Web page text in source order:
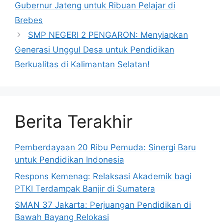
Gubernur Jateng untuk Ribuan Pelajar di
Brebes
SMP NEGERI 2 PENGARON: Menyiapkan
Generasi Unggul Desa untuk Pendidikan
Berkualitas di Kalimantan Selatan!
Berita Terakhir
Pemberdayaan 20 Ribu Pemuda: Sinergi Baru
untuk Pendidikan Indonesia
Respons Kemenag: Relaksasi Akademik bagi
PTKI Terdampak Banjir di Sumatera
SMAN 37 Jakarta: Perjuangan Pendidikan di
Bawah Bayang Relokasi